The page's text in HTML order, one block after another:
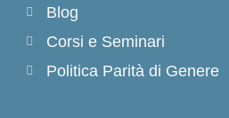
Blog
Corsi e Seminari
Politica Parità di Genere